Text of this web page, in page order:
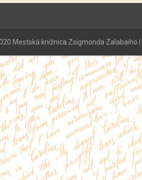
Mestská knižnica Zsigmonda Zalabaiho